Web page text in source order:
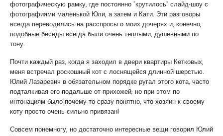
фотографическую рамку, где постоянно “крутилось” слайд-шоу с
фотографиями маленькой Юли, а затем и Кати. Эти разговоры
всегда переводились на расспросы о моих дочерях и, конечно,
подобные беседы всегда были очень теплыми, душевными по
тону.
Почти каждый раз, когда я заходил в двери квартиры Кетковых,
меня встречал роскошный кот с лоснящейся длинной шерстью.
Юлий Лазаревич в обязательном порядке ругал этого кота, часто
подталкивая его подальше от прихожей; но при этом по
интонациям было почему-то сразу понятно, что хозяин к своему
коту просто очень сильно привязан!
Совсем понемногу, но достаточно интересные вещи говорил Юлий